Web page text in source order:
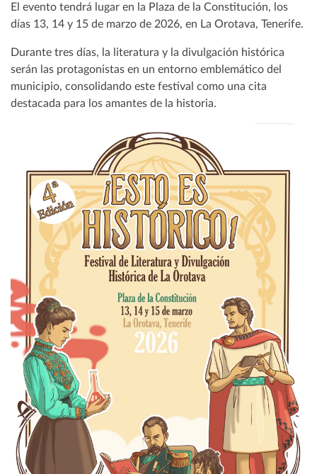
El evento tendrá lugar en la Plaza de la Constitución, los
días 13, 14 y 15 de marzo de 2026, en La Orotava, Tenerife.
Durante tres días, la literatura y la divulgación histórica
serán las protagonistas en un entorno emblemático del
municipio, consolidando este festival como una cita
destacada para los amantes de la historia.